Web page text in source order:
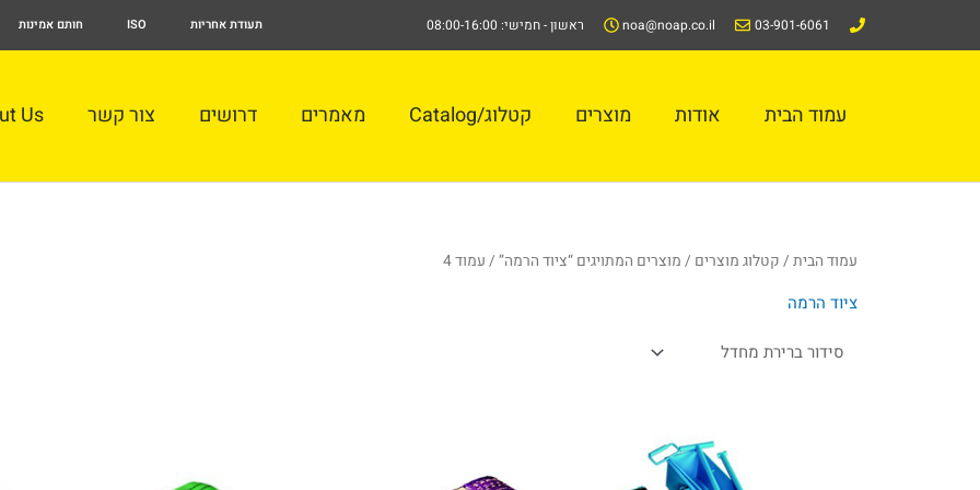
03-901-6061
noa@noap.co.il ראשון - חמישי: 08:00-16:00 תעודת אחריות ISO חותם אמינות
עמוד הבית אודות מוצרים קטלוג/Catalog מאמרים דרושים צור קשר Us
עמוד הבית / קטלוג מוצרים / מוצרים המתויגים “ציוד הרמה” / עמוד 4
ציוד הרמה